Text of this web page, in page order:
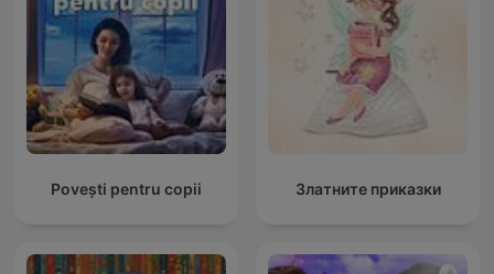
Povești pentru copii Златните приказки